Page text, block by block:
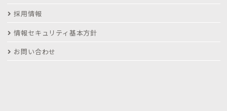
採用情報
情報セキュリティ基本方針
お問い合わせ